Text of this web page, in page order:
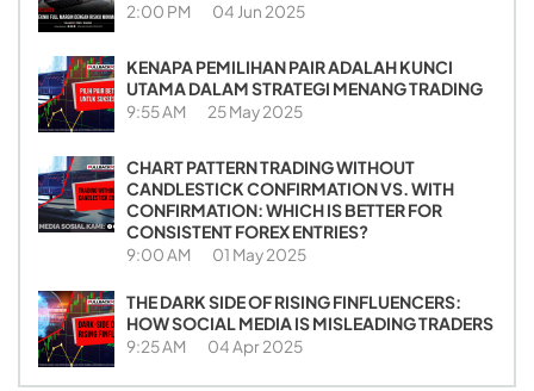
2:00 PM 04 Jun 2025
KENAPA PEMILIHAN PAIR ADALAH KUNCI
UTAMA DALAM STRATEGI MENANG TRADING
9:55 AM 25 May 2025
CHART PATTERN TRADING WITHOUT
CANDLESTICK CONFIRMATION VS. WITH
CONFIRMATION: WHICH IS BETTER FOR
CONSISTENT FOREX ENTRIES?
9:00 AM 01 May 2025
THE DARK SIDE OF RISING FINFLUENCERS:
HOW SOCIAL MEDIA IS MISLEADING TRADERS
9:25 AM 04 Apr 2025